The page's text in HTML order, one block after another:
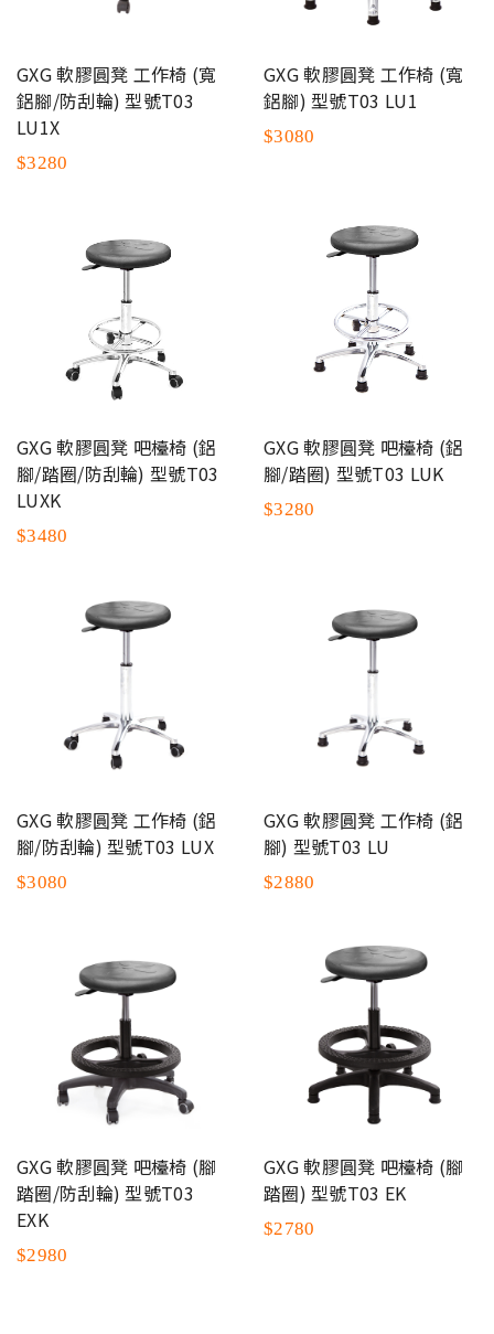
GXG 軟膠圓凳 工作椅 (寬
鋁腳/防刮輪) 型號T03
LU1X
$3280
GXG 軟膠圓凳 工作椅 (寬
鋁腳) 型號T03 LU1
$3080
GXG 軟膠圓凳 吧檯椅 (鋁
腳/踏圈/防刮輪) 型號T03
LUXK
$3480
GXG 軟膠圓凳 吧檯椅 (鋁
腳/踏圈) 型號T03 LUK
$3280
GXG 軟膠圓凳 工作椅 (鋁
腳/防刮輪) 型號T03 LUX
$3080
GXG 軟膠圓凳 工作椅 (鋁
腳) 型號T03 LU
$2880
GXG 軟膠圓凳 吧檯椅 (腳
踏圈/防刮輪) 型號T03
EXK
$2980
GXG 軟膠圓凳 吧檯椅 (腳
踏圈) 型號T03 EK
$2780